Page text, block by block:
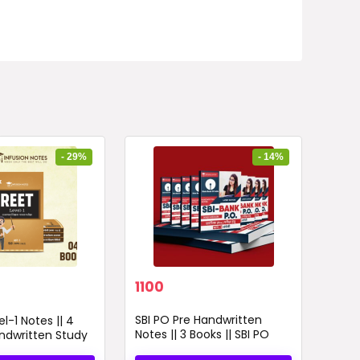
- 29%
1 Notes || 4
Study
- 14%
Original
was:
1280 ₹.
1100
is:
1100 ₹.
SBI PO Pre Handwritten
Notes || 3 Books || SBI PO